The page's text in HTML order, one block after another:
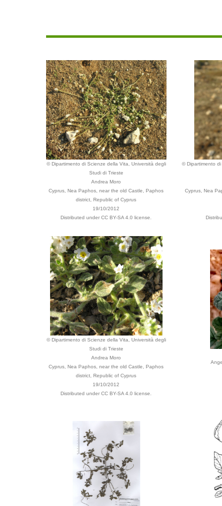
© Dipartimento di Scienze della Vita, Università degli
Studi di Trieste
Andrea Moro
Cyprus, Nea Paphos, near the old Castle, Paphos
district, Republic of Cyprus
19/10/2012
Distributed under CC BY-SA 4.0 license.
© Dipartimento
Cyprus, Nea
© Dipartimento di Scienze della Vita, Università degli
Studi di Trieste
Andrea Moro
Cyprus, Nea Paphos, near the old Castle, Paphos
district, Republic of Cyprus
19/10/2012
Distributed under CC BY-SA 4.0 license.